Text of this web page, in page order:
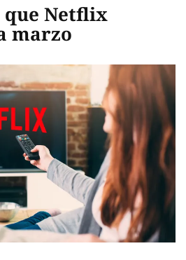
que Netflix
marzo